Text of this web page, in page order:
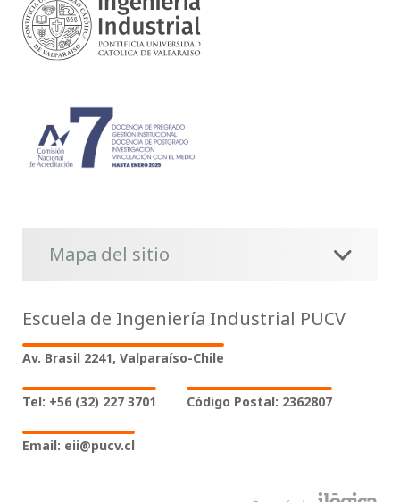
Mapa del sitio
Escuela de Ingeniería Industrial PUCV
Av. Brasil 2241, Valparaíso-Chile
Tel: +56 (32) 227 3701 Código Postal: 2362807
Email: eii@pucv.cl